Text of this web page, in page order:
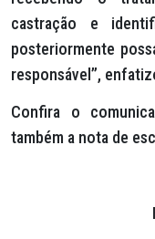
castração e
posteriormente
responsável”,
Confira o
também a nota de